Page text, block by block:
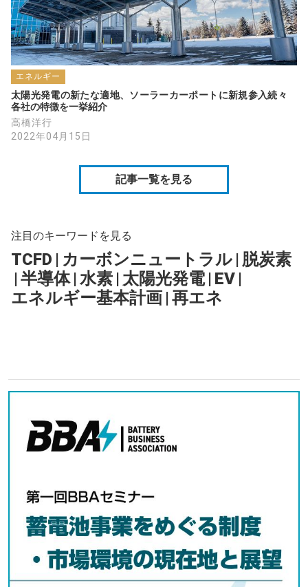
エネルギー
太陽光発電の新たな適地、ソーラーカーポートに新規参入続々
各社の特徴を一挙紹介
高橋洋行
2022年04月15日
記事一覧を見る
注目のキーワードを見る
TCFD | カーボンニュートラル | 脱炭素
|半導体 |水素 | 太陽光発電 | EV |
エネルギー基本計画 |再エネ